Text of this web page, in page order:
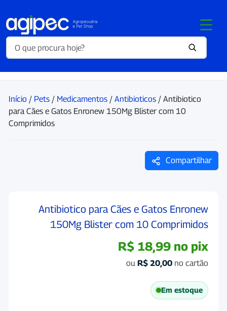
Início / Pets / Medicamentos / Antibioticos / Antibiotico
para Cães e Gatos Enronew 150Mg Blister com 10
Comprimidos
Compartilhar
Antibiotico para Cães e Gatos Enronew
150Mg Blister com 10 Comprimidos
R$ 18,99 no pix
ou R$ 20,00 no cartão
Em estoque